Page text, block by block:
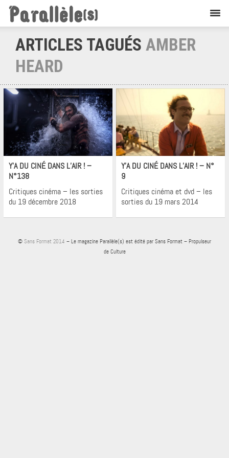
ARTICLES TAGUÉS AMBER
HEARD
Cinéma
Non
classé
Y’A DU CINÉ DANS L’AIR ! –
N°138
Critiques cinéma – les sorties
du 19 décembre 2018
Cinéma
Y’A DU CINÉ DANS L’AIR ! – N°
9
Critiques cinéma et dvd – les
sorties du 19 mars 2014
© Sans Format 2014 – Le magazine Parallèle(s) est édité par Sans Format – Propulseur
de Culture